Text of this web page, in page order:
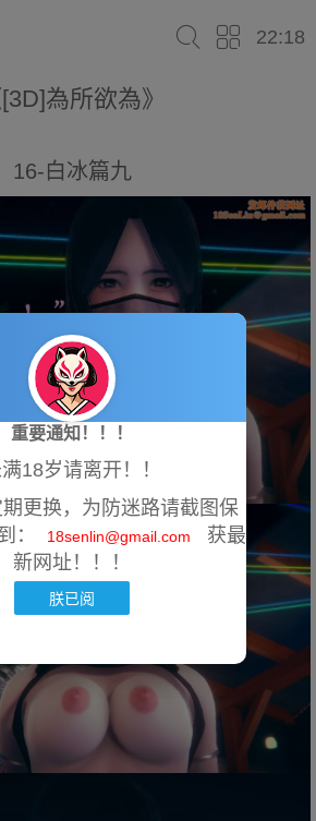
22:18
[3D]為所欲為》
16-白冰篇九
重要通知！！！
18岁请离开！！
更换，为防迷路请截图保
：
18senlin@gmail.com
获最
新网址！！！
朕已阅